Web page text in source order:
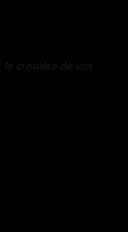
la croisière de vos